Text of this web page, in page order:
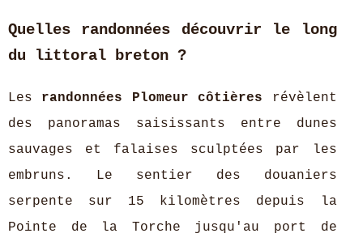
Quelles randonnées découvrir le long
du littoral breton ?
Les randonnées Plomeur côtières révèlent
des panoramas saisissants entre dunes
sauvages et falaises sculptées par les
embruns. Le sentier des douaniers
serpente sur 15 kilomètres depuis la
Pointe de la Torche jusqu'au port de